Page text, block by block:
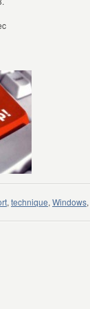
, technique, Windows,